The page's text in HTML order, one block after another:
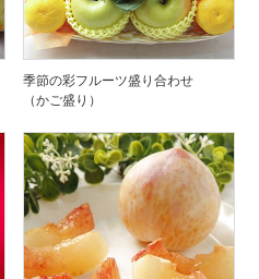
季節の彩フルーツ盛り合わせ
（かご盛り）